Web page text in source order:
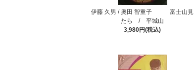
伊藤 久男 / 奥田 智重子 富士山見
たら / 平城山
3,980円(税込)